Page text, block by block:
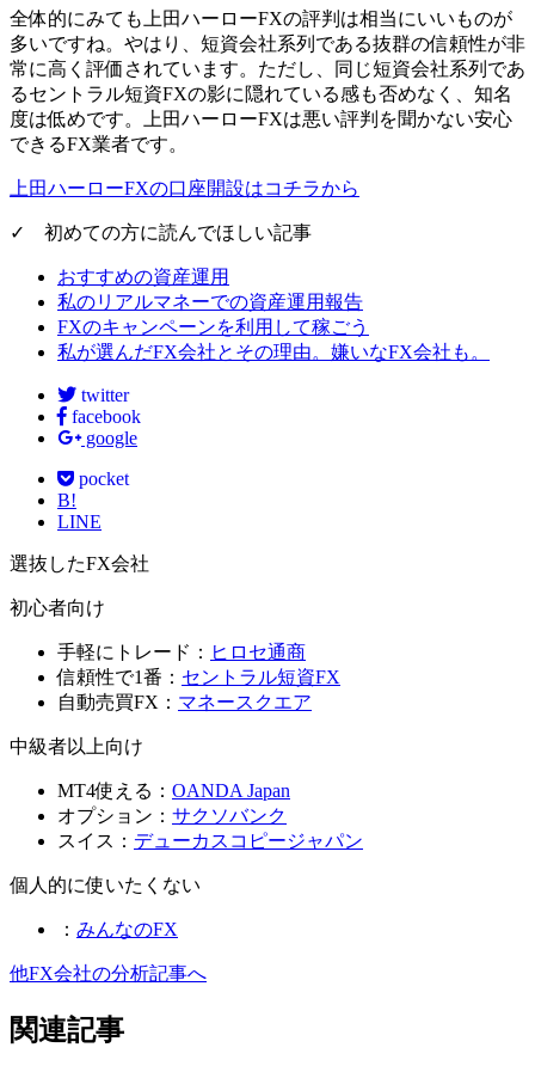
全体的にみても上田ハーローFXの評判は相当にいいものが
多いですね。やはり、短資会社系列である抜群の信頼性が非
常に高く評価されています。ただし、同じ短資会社系列であ
るセントラル短資FXの影に隠れている感も否めなく、知名
度は低めです。上田ハーローFXは悪い評判を聞かない安心
できるFX業者です。
上田ハーローFXの口座開設はコチラから
✓ 初めての方に読んでほしい記事
おすすめの資産運用
私のリアルマネーでの資産運用報告
FXのキャンペーンを利用して稼ごう
私が選んだFX会社とその理由。嫌いなFX会社も。
twitter
facebook
google
pocket
B!
LINE
選抜したFX会社
初心者向け
手軽にトレード： ヒロセ通商
信頼性で1番： セントラル短資FX
自動売買FX： マネースクエア
中級者以上向け
MT4使える： OANDA Japan
オプション： サクソバンク
スイス： デューカスコピージャパン
個人的に使いたくない
： みんなのFX
他FX会社の分析記事へ
関連記事